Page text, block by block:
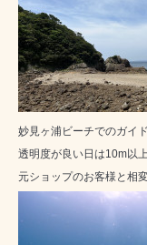
妙見ヶ浦ビーチでのガイ
透明度が良い日は10m以
元ショップのお客様と相